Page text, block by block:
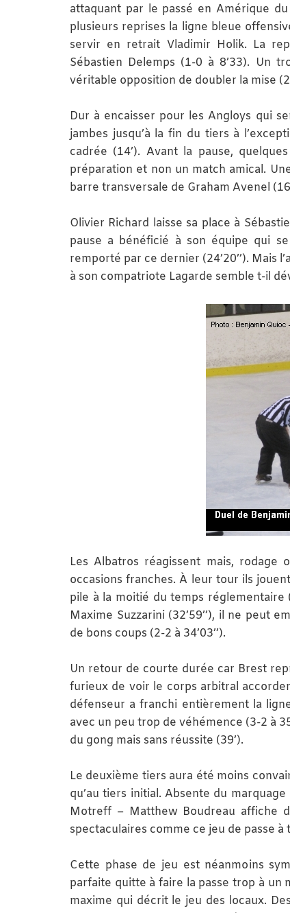
attaquant par le passé en Amérique
plusieurs reprises la ligne bleue
servir en retrait Vladimir Holik. La
Sébastien Delemps (1-0 à 8’33). Un
véritable opposition de doubler la mise (2-
Dur à encaisser pour les Angloys qui
jambes jusqu’à la fin du tiers à
cadrée (14’). Avant la pause,
préparation et non un match amical.
barre transversale de Graham Avenel
Olivier Richard laisse sa place à
pause a bénéficié à son équipe qui
remporté par ce dernier (24’20’’). Mais
à son compatriote Lagarde semble t-il
Les Albatros réagissent mais,
occasions franches. À leur tour ils
pile à la moitié du temps réglementaire
Maxime Suzzarini (32’59’’), il ne peut
de bons coups (2-2 à 34’03’’).
Un retour de courte durée car Brest
furieux de voir le corps arbitral
défenseur a franchi entièrement la
avec un peu trop de véhémence (3-2 à
du gong mais sans réussite (39’).
Le deuxième tiers aura été moins
qu’au tiers initial. Absente du
Motreff – Matthew Boudreau affiche
spectaculaires comme ce jeu de passe
Cette phase de jeu est néanmoins
parfaite quitte à faire la passe trop à un
maxime qui décrit le jeu des locaux.